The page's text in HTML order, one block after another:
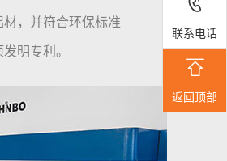
，并符合环保标准
明专利。
联系电话

返回顶部